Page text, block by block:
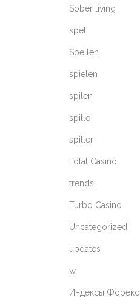
Sober living
spel
Spellen
spielen
spilen
spille
spiller
Total Casino
trends
Turbo Casino
Uncategorized
updates
w
Индексы Форекс